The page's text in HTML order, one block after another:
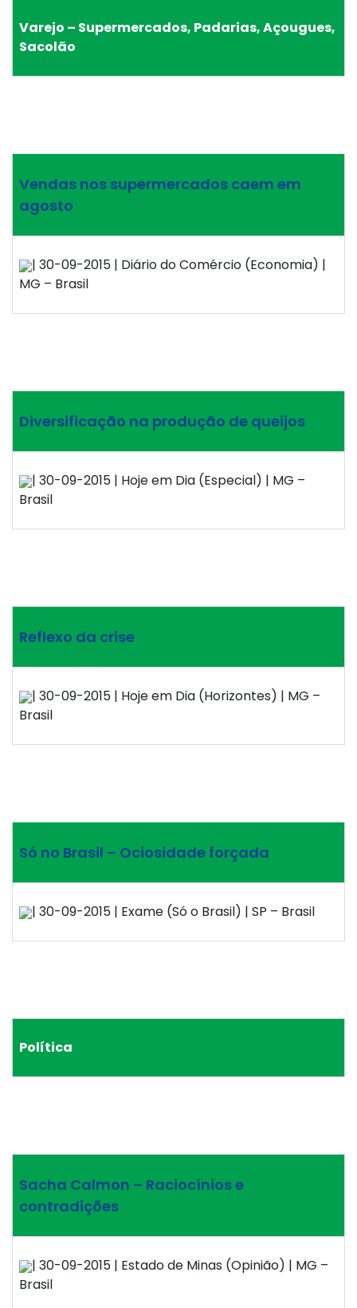
Varejo – Supermercados, Padarias, Açougues,
Sacolão
Vendas nos supermercados caem em
agosto
| 30-09-2015 | Diário do Comércio (Economia) |
MG – Brasil
Diversificação na produção de queijos
| 30-09-2015 | Hoje em Dia (Especial) | MG –
Brasil
Reflexo da crise
| 30-09-2015 | Hoje em Dia (Horizontes) | MG –
Brasil
Só no Brasil – Ociosidade forçada
| 30-09-2015 | Exame (Só o Brasil) | SP – Brasil
Política
Sacha Calmon – Raciocínios e
contradições
| 30-09-2015 | Estado de Minas (Opinião) | MG –
Brasil